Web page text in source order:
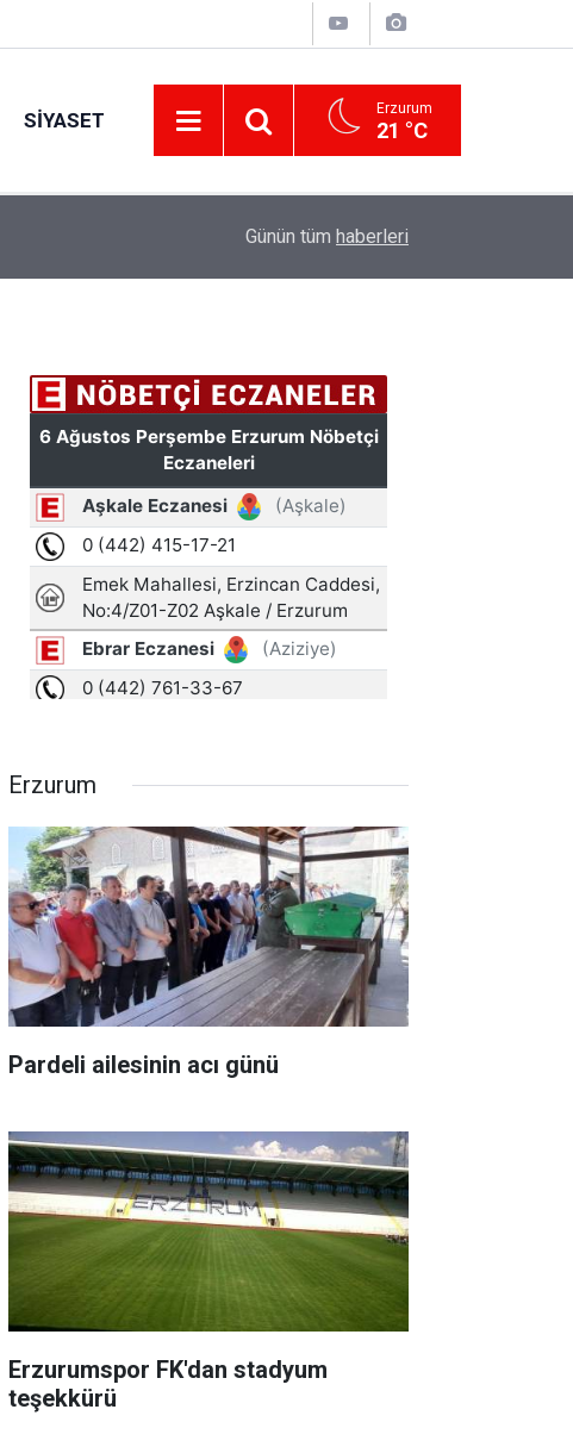
SIYASET Erzurum
21 °C
YÜRÜYEN PARALAR MANGASI
Günün tüm haberleri
Erzurum
Pardeli ailesinin acı günü
Erzurumspor FK'dan stadyum
teşekkürü